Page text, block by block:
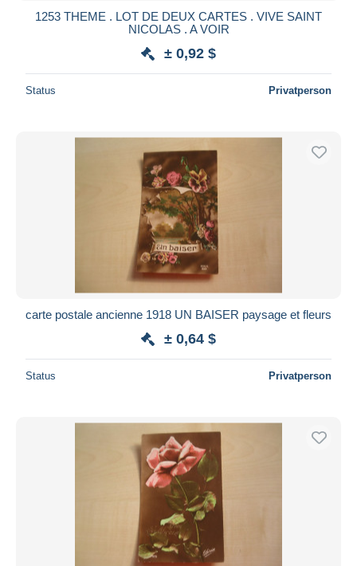
1253 THEME . LOT DE DEUX CARTES . VIVE SAINT
NICOLAS . A VOIR
± 0,92 $
Status Privatperson
carte postale ancienne 1918 UN BAISER paysage et fleurs
± 0,64 $
Status Privatperson